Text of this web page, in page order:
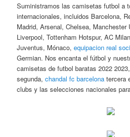
Suministramos las camisetas futbol a
internacionales, incluidos Barcelona,
Madrid, Arsenal, Chelsea, Manchester
Liverpool, Tottenham Hotspur, AC
Juventus, Mónaco,equipacion real
Germian. Nos encanta el fútbol y
camisetas de futbol baratas 2022
segunda,chandal fc barcelona tercera
clubs y las selecciones nacionales